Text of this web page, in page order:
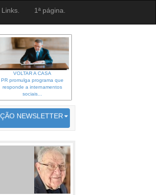
Links. 1ª página.
VOLTAR A CASA
PR promulga programa que
responde a internamentos
sociais...
NEWSLETTER
inscritos